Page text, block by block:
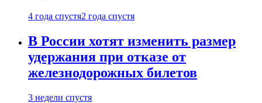
4 года спустя2 года спустя
В России хотят изменить размер
удержания при отказе от
железнодорожных билетов
3 недели спустя